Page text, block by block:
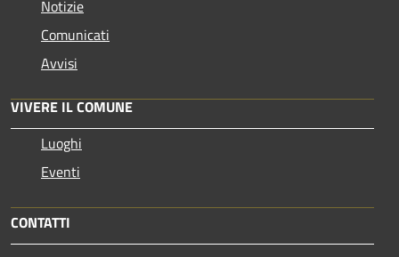
Notizie
Comunicati
Avvisi
VIVERE IL COMUNE
Luoghi
Eventi
CONTATTI